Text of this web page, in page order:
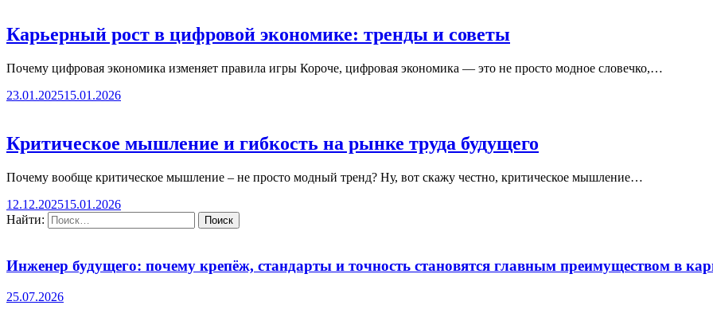
Карьерный рост в цифровой экономике: тренды и советы
Почему цифровая экономика изменяет правила игры Короче, цифровая экономика — это не просто модное словечко,…
23.01.202515.01.2026
Критическое мышление и гибкость на рынке труда будущего
Почему вообще критическое мышление – не просто модный тренд? Ну, вот скажу честно, критическое мышление…
12.12.202515.01.2026
Найти:
Инженер будущего: почему крепёж, стандарты и точность становятся главным преимуществом в
25.07.2026